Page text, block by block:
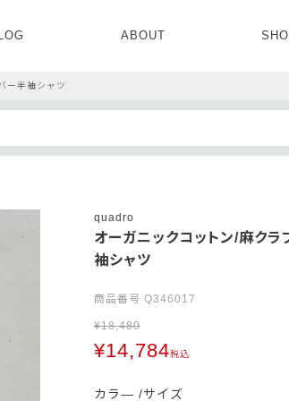
OUTER
OUTER PANTS
ABOUT
COMPANY
ー半袖シャツ
quadro
オーガニックコットン/麻クラ
袖シャツ
商品番号 Q346017
¥18,480
¥14,784税込
カラ―
サイズ